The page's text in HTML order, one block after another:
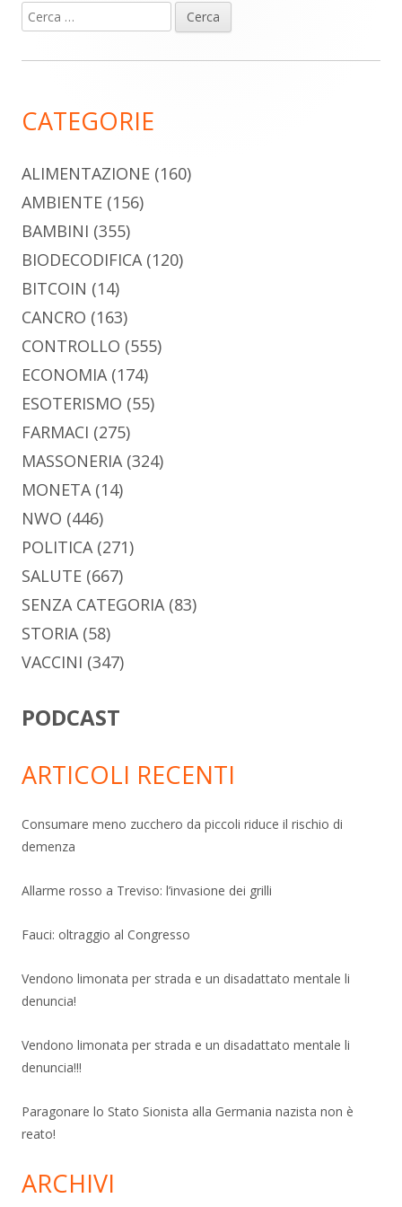
Barra
laterale
Ricerca
per:
CATEGORIE
ALIMENTAZIONE (160)
AMBIENTE (156)
BAMBINI (355)
BIODECODIFICA(120)
BITCOIN (14)
CANCRO (163)
CONTROLLO (555)
ECONOMIA(174)
ESOTERISMO (55)
FARMACI (275)
MASSONERIA(324)
MONETA(14)
NWO (446)
POLITICA(271)
SALUTE (667)
SENZA CATEGORIA(83)
STORIA(58)
VACCINI (347)
PODCAST
ARTICOLI RECENTI
Consumare meno zucchero da piccoli riduce il rischio di
demenza
Allarme rosso a Treviso: l’invasione dei grilli
Fauci: oltraggio al Congresso
Vendono limonata per strada e un disadattato mentale li
denuncia!
Vendono limonata per strada e un disadattato mentale li
denuncia!!!
Paragonare lo Stato Sionista alla Germania nazista non è
reato!
ARCHIVI